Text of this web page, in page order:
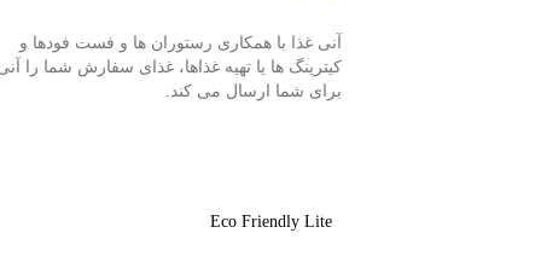
آنی غذا با همكاری رستوران ها و فست فودها و
كیترینگ ها یا تهیه غذاها، غذای سفارش شما را
برای شما ارسال می كند.
Eco Friendly Lite